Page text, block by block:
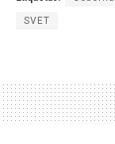
SVET